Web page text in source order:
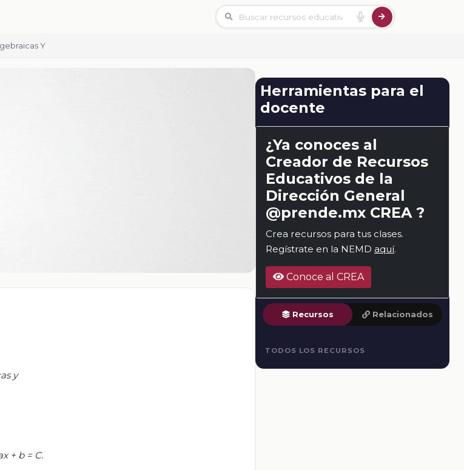
Y
y
+ b = C.
Herramientas para el
docente
¿Ya conoces al
Creador de Recursos
Educativos de la
Dirección General
@prende.mx CREA ?
Crea recursos para tus clases.
Regístrate en la NEMD aquí.
Conoce al CREA
Recursos Relacionados
TODOS LOS RECURSOS